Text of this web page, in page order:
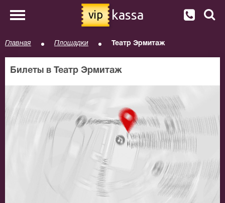
vip kassa
Главная Площадки Театр Эрмитаж
Билеты в Театр Эрмитаж